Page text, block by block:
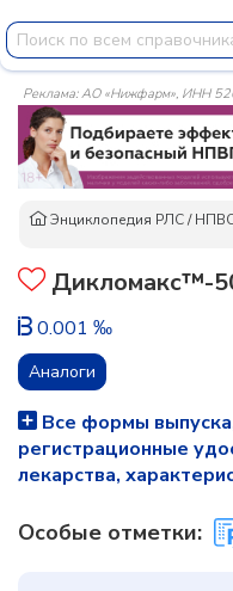
Реклама: АО «Нижфарм», ИНН
Энциклопедия РЛС/
Дикломакс™-
0.001 ‰
Аналоги
Все формы
регистрационные
лекарства,
Особые отметки: